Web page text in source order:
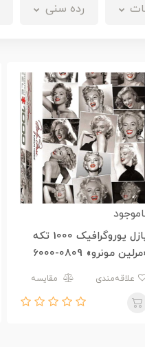
رده سنی
پازل یوروگرافیک 1000 تکه
مونرو» 0809-6000
مقایسه